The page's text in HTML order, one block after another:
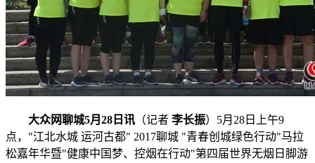
大众网聊城5月28日讯 （记者 李长振）5月28日上午9
点，"江北水城 运河古都" 2017聊城 "青春创城绿色行动"马拉
松嘉年华暨"健康中国梦、控烟在行动"第四届世界无烟日脚游